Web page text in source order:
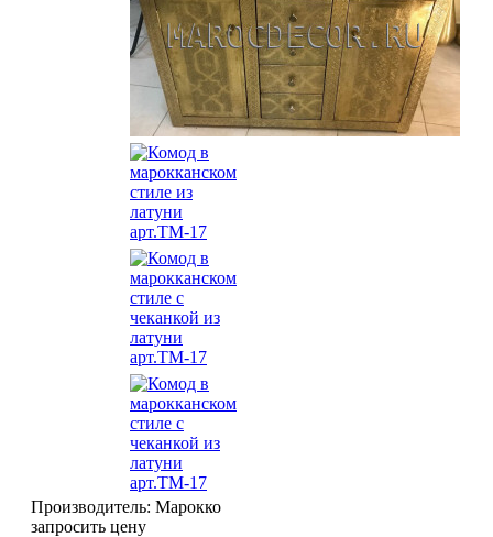
Марокканские светильники
Бра из мозаики
Бра со стеклом
Настольные лампы
Марокканские
Марокканские лампы
Мозаичные лампы
Лампы со стеклом
Торшеры
Марокканские
Производитель: Марокко
запросить цену